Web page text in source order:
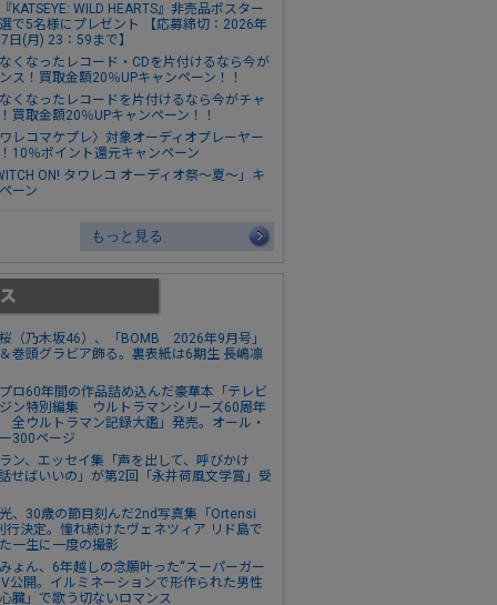
KATSEYE: WILD HEARTS』非売品ポスター
で5名様にプレゼント 【応募締切：2026年
日(月) 23：59まで】
くなったレコード・CDを片付けるなら今が
ス！買取金額20％UPキャンペーン！！
くなったレコードを片付けるなら今がチャ
買取金額20％UPキャンペーン！！
ワレコマケプレ〉対象オーディオプレーヤー
10％ポイント還元キャンペーン
ON! タワレコ オーディオ祭～夏～」キ
ーン
もっと見る
（乃木坂46）、「BOMB 2026年9月号」
巻頭グラビア飾る。裏表紙は6期生 長嶋凛
ロ60年間の作品詰め込んだ豪華本「テレビ
ン特別編集 ウルトラマンシリーズ60周年
全ウルトラマン記録大鑑」発売。オール・
300ページ
ン、エッセイ集「声を出して、呼びかけ
せばいいの」が第2回「永井荷風文学賞」受
、30歳の節目刻んだ2nd写真集「Ortensi
行決定。憧れ続けたヴェネツィア リド島で
一生に一度の撮影
ょん、6年越しの念願叶った“スーパーガー
公開。イルミネーションで形作られた男性
臓」で歌う切ないロマンス